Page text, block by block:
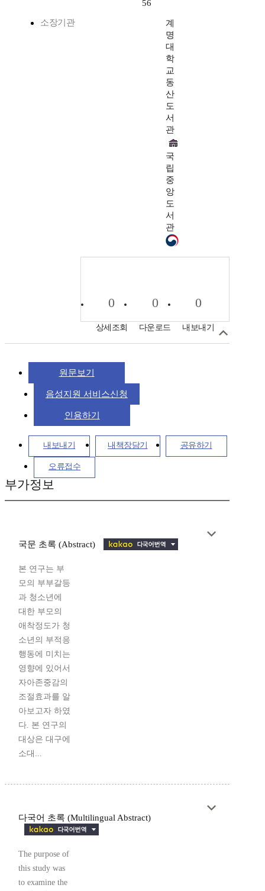
56
소장기관
계
명
대
학
교
동
산
도
서
관
국
립
중
앙
도
서
관
0
상세조회
0
다운로드
0
내보내기
원문보기
음성지원 서비스신청
인용하기
내보내기 내책장담기 공유하기
오류접수
부가정보
국문 초록 (Abstract)
본 연구는 부
모의 부부갈등
과 청소년에
대한 부모의
애착정도가 청
소년의 부적응
행동에 미치는
영향에 있어서
자아존중감의
조절효과를 알
아보고자 하였
다. 본 연구의
대상은 대구에
소대...
다국어 초록 (Multilingual Abstract)
The purpose of
this study was
to examine the